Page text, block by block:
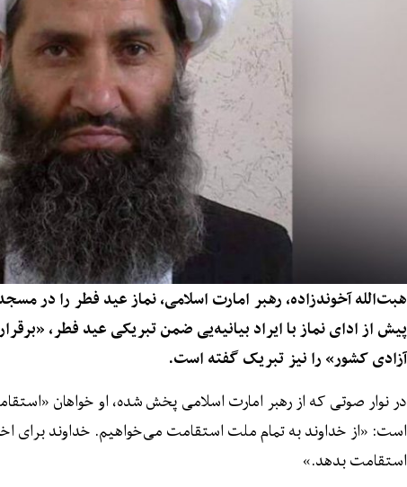
هبت‌الله آخوندزاده، رهبر امارت اسلامی، نماز عید فطر را در
پیش از ادای نماز با ایراد بیانیه‌یی ضمن تبریکی عید فطر،
آزادی کشور» را نیز تبریک گفته است.
در نوار صوتی که از رهبر امارت اسلامی پخش شده، او خواهان
است: «از خداوند به تمام ملت استقامت می‌خواهیم. خداوند برای
استقامت بدهد.»